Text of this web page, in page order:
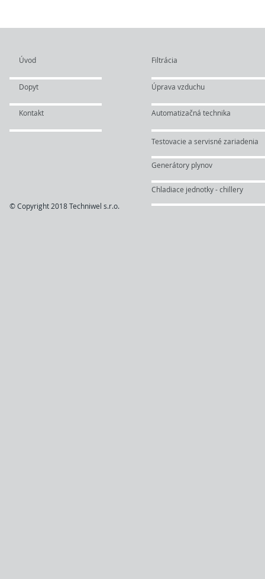
© Copyright 2018 Techniwel s.r.o.
Kontakt Automatizačná technika
Úprava vzduchu
Dopyt
Filtrácia
Testovacie a servisné zariadenia
Úvod
Generátory plynov
Chladiace jednotky - chillery